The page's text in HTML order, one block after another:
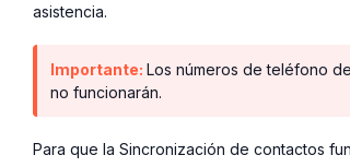
asistencia.
Importante: Los números de teléfono
no funcionarán.
Para que la Sincronización de contactos